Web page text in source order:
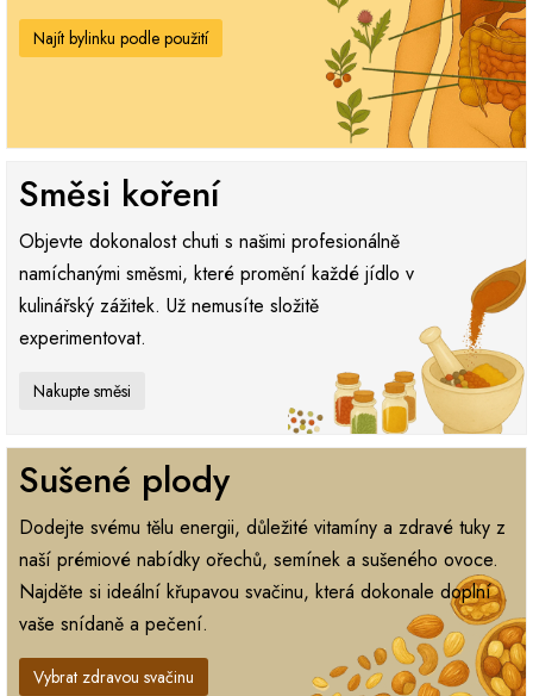
Najít bylinku podle použití
Směsi koření
Objevte dokonalost chuti s našimi profesionálně
namíchanými směsmi, které promění každé jídlo v
kulinářský zážitek. Už nemusíte složitě
experimentovat.
Nakupte směsi
Sušené plody
Dodejte svému tělu energii, důležité vitamíny a zdravé tuky z
naší prémiové nabídky ořechů, semínek a sušeného ovoce.
Najděte si ideální křupavou svačinu, která dokonale doplní
vaše snídaně a pečení.
Vybrat zdravou svačinu